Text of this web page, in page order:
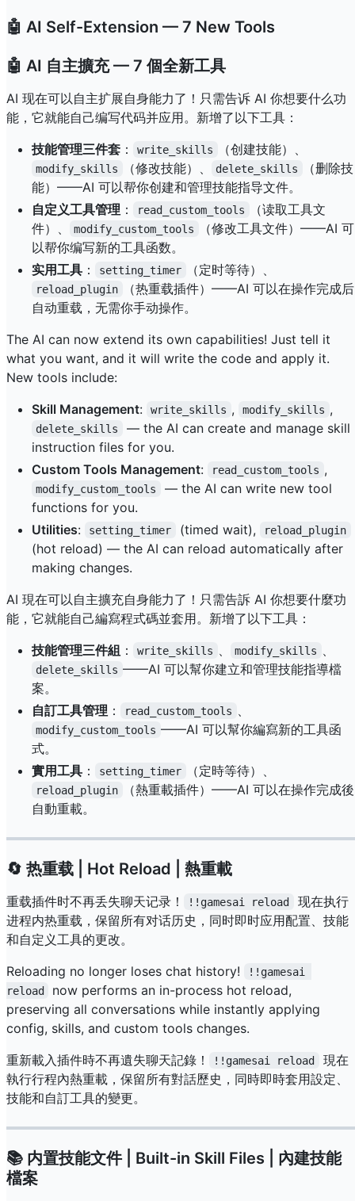
🤖 AI Self-Extension — 7 New Tools
🤖 AI 自主擴充 — 7 個全新工具
AI 现在可以自主扩展自身能力了！只需告诉 AI 你想要什么功
能，它就能自己编写代码并应用。新增了以下工具：
技能管理三件套 ： write_skills （创建技能）、
modify_skills （修改技能）、 delete_skills
（删除技
能）——AI 可以帮你创建和管理技能指导文件。
自定义工具管理 ： read_custom_tools
（读取工具文
件）、
modify_custom_tools
（修改工具文件）——AI 可
以帮你编写新的工具函数。
实用工具 ： setting_timer （定时等待）、
reload_plugin
（热重载插件）——AI 可以在操作完成后
自动重载，无需你手动操作。
The AI can now extend its own capabilities! Just tell it
what you want, and it will write the code and apply it.
New tools include:
Skill Management: write_skills , modify_skills ,
delete_skills
— the AI can create and manage skill
instruction files for you.
Custom Tools Management: read_custom_tools ,
modify_custom_tools
— the AI can write new tool
functions for you.
Utilities: setting_timer (timed wait), reload_plugin
(hot reload) — the AI can reload automatically after
making changes.
AI 現在可以自主擴充自身能力了！只需告訴 AI 你想要什麼功
能，它就能自己編寫程式碼並套用。新增了以下工具：
技能管理三件組 ： write_skills modify_skills
delete_skills ——AI 可以幫你建立和管理技能指導檔
案。
自訂工具管理 ： read_custom_tools
modify_custom_tools ——AI 可以幫你編寫新的工具函
式。
實用工具 ： setting_timer （定時等待）、
reload_plugin
（熱重載插件）——AI 可以在操作完成後
自動重載。
🔄 热重载 | Hot Reload | 熱重載
重载插件时不再丢失聊天记录！ !!gamesai reload
现在执行
进程内热重载，保留所有对话历史，同时即时应用配置、技能
和自定义工具的更改。
Reloading no longer loses chat history!
!!gamesai
reload
now performs an in-process hot reload,
preserving all conversations while instantly applying
config, skills, and custom tools changes.
重新載入插件時不再遺失聊天記錄！
!!gamesai reload
現在
執行行程內熱重載，保留所有對話歷史，同時即時套用設定、
技能和自訂工具的變更。
📚 内置技能文件 | Built-in Skill Files | 內建技能
檔案